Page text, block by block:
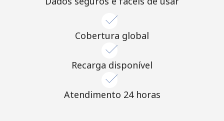
Cobertura global
Recarga disponível
Atendimento 24 horas